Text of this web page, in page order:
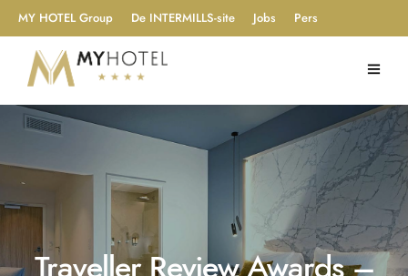
MY HOTEL Group De INTERMILLS-site Jobs Pers
Traveller Review Awards –